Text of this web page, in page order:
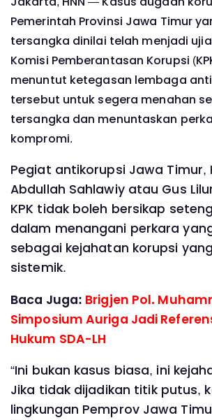
Pemerintah Provinsi Jawa Timur
tersangka dinilai telah menjadi
Komisi Pemberantasan Korupsi
menuntut ketegasan lembaga
tersebut untuk segera menahan
tersangka dan menuntaskan
kompromi.
Pegiat antikorupsi Jawa Timur,
Abdullah Sahlawiy atau Gus
KPK tidak boleh bersikap
dalam menangani perkara
sebagai kejahatan korupsi
sistemik.
Baca Juga: Brigjen Pol.
Simposium Auriga Jadi
Hukum SDA-LH
“Ini bukan kasus biasa, ini
Jika tidak dijadikan titik putus,
lingkungan Pemprov Jawa